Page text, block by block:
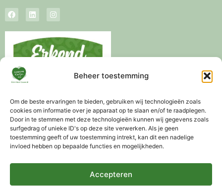
Beheer toestemming
Om de beste ervaringen te bieden, gebruiken wij technologieën zoals
cookies om informatie over je apparaat op te slaan en/of te raadplegen.
Door in te stemmen met deze technologieën kunnen wij gegevens zoals
surfgedrag of unieke ID's op deze site verwerken. Als je geen
toestemming geeft of uw toestemming intrekt, kan dit een nadelige
invloed hebben op bepaalde functies en mogelijkheden.
Accepteren